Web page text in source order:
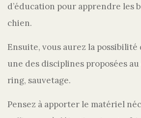
d’éducation pour apprendre les
chien.
Ensuite, vous aurez la
une des disciplines proposées au
ring, sauvetage.
Pensez à apporter le matériel